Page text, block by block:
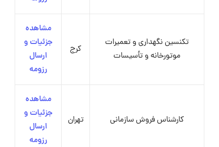
تکنسین نگهداری و تعمیرات
موتورخانه و تأسیسات
کرج
مشاهده
جزئیات و
ارسال
رزومه
کارشناس فروش سازمانی تهران
مشاهده
جزئیات و
ارسال
رزومه